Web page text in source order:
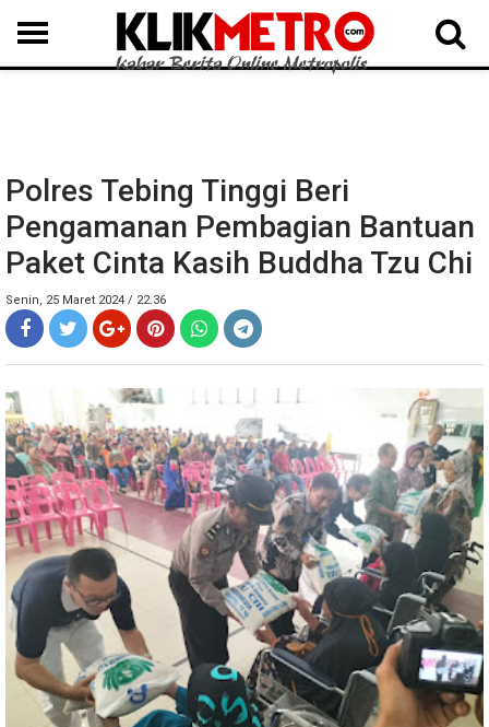
MEDAN LANGKAT DAIRI SAMOSIR TAPUT BATUBARA DELISERDANG
Polres Tebing Tinggi Beri
Pengamanan Pembagian Bantuan
Paket Cinta Kasih Buddha Tzu Chi
Senin, 25 Maret 2024 / 22.36